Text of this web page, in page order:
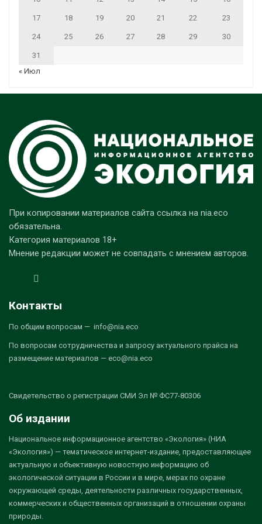
17 18 19 20 21 22 23
24 25 26 27 28 29 30
31
« Июл
При копировании материалов сайта ссылка на nia.eco
обязательна.
Категория материалов 18+
Мнение редакции может не совпадать с мнением авторов.
Контакты
По общим вопросам — info@nia.eco
По вопросам сотрудничества и запросу актуального прайса на
размещение материалов — eco@nia.eco
Свидетельство о регистрации СМИ Эл № ФС77-80306
Об издании
Национальное информационное агентство «Экология» (НИА
«Экология») — тематическое интернет-издание, предоставляющее
актуальную и объективную новостную информацию об
экологической ситуации в России и в мире, мерах по охране
окружающей среды, деятельности различных государственных,
коммерческих и общественных организаций в отношении охраны
природы.